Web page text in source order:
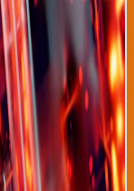
esta tecnología
masivas
de derechos
que sus
como parte
proyectan que
podría
en la próxima